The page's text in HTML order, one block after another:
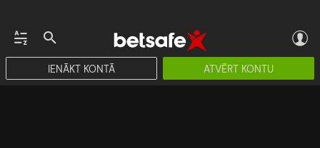
IENĀKT KONTĀ ATVĒRT KONTU